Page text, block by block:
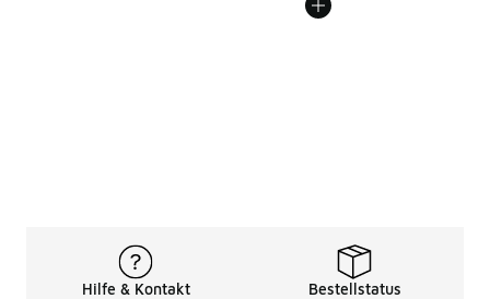
Hilfe & Kontakt Bestellstatus